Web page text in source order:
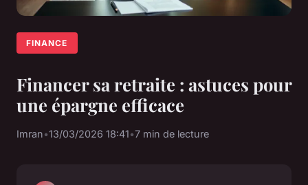
FINANCE
Financer sa retraite : astuces pour
une épargne efficace
Imran•13/03/2026 18:41•7 min de lecture